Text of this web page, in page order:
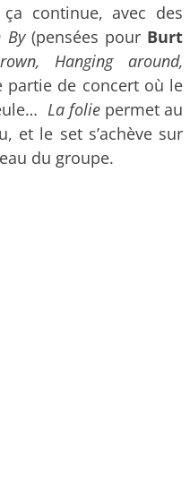
continue, avec des
By(pensées pour Burt
Hanging around,
partie de concert où le
La foliepermet au
et le set s’achève sur
du groupe.